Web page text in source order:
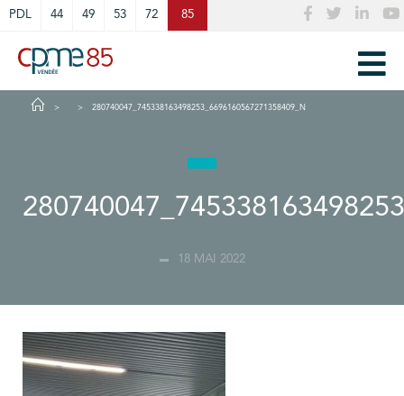
PDL 44 49 53 72 85
280740047_745338163498253_6696160567271358409_N
18 MAI 2022
Cookies management panel